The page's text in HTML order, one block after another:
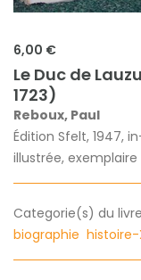
6,00 €
Le Duc de
1723)
Reboux, Paul
Édition Sfelt, 1947,
illustrée,
Categorie(s) du
biographie histoire-